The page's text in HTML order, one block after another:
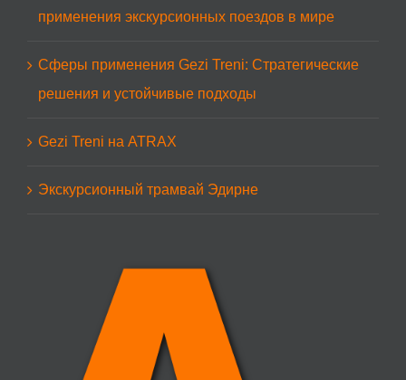
применения экскурсионных поездов в мире
Сферы применения Gezi Treni: Стратегические
решения и устойчивые подходы
Gezi Treni на ATRAX
Экскурсионный трамвай Эдирне